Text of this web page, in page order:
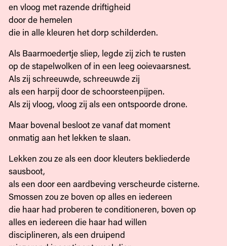
en vloog met razende driftigheid
door de hemelen
die in alle kleuren het dorp schilderden.
Als Baarmoedertje sliep, legde zij zich te rusten
op de stapelwolken of in een leeg ooievaarsnest.
Als zij schreeuwde, schreeuwde zij
als een harpij door de schoorsteenpijpen.
Als zij vloog, vloog zij als een ontspoorde drone.
Maar bovenal besloot ze vanaf dat moment
onmatig aan het lekken te slaan.
Lekken zou ze als een door kleuters bekliederde
sausboot,
als een door een aardbeving verscheurde cisterne.
Smossen zou ze boven op alles en iedereen
die haar had proberen te conditioneren, boven op
alles en iedereen die haar had willen
disciplineren, als een druipend